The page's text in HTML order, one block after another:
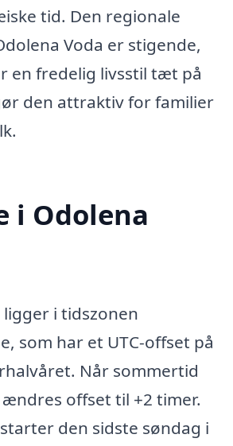
tid. Den regionale
Voda er stigende,
en fredelig livsstil tæt på
den attraktiv for familier
i Odolena
ligger i tidszonen
som har et UTC-offset på
Når sommertid
offset til +2 timer.
den sidste søndag i